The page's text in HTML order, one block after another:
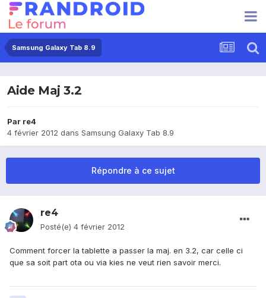
Samsung Galaxy Tab 8.9
Aide Maj 3.2
Par re4
4 février 2012 dans Samsung Galaxy Tab 8.9
Répondre à ce sujet
re4
Posté(e) 4 février 2012
Comment forcer la tablette a passer la maj. en 3.2, car celle ci
que sa soit part ota ou via kies ne veut rien savoir merci.